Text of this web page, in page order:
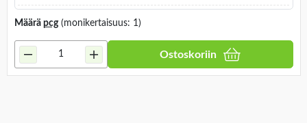
Määrä pcg(monikertaisuus: 1)
Ostoskoriin